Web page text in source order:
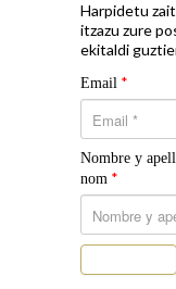
Harpidetu
itzazu zure
ekitaldi
Email *
Nombre y
nom *